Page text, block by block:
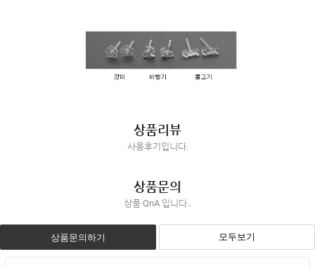
상품리뷰
사용후기입니다.
상품문의
상품 QnA 입니다..
상품문의하기 모두보기